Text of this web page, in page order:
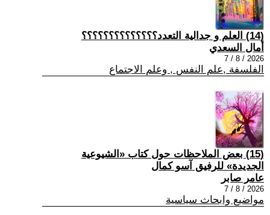
(14) العلم و جدالية التعدد؟؟؟؟؟؟؟؟؟؟؟؟؟؟
أمال السعدي
2026 / 8 / 7
الفلسفة ,علم النفس , وعلم الاجتماع
(15) بعض الملاحظات حول كتاب «الشيوعية
الجديدة» للرفيق آسو كمال
عامر صابر
2026 / 8 / 7
مواضيع وابحاث سياسية